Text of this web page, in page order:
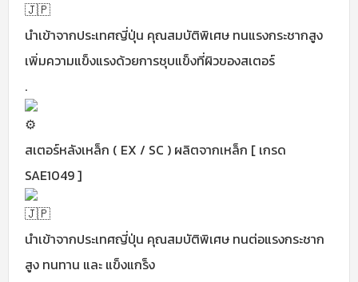
นำเข้าจากประเทศญี่ปุ่น คุณสมบัติพิเศษ ทนแรงกระชากสูง
เพิ่มความแข็งแรงด้วยการชุบแข็งที่ผิวของสเตอร์
.
สเตอร์หลังเหล็ก ( EX / SC ) ผลิตจากเหล็ก [ เกรด
SAE1049 ]
นำเข้าจากประเทศญี่ปุ่น คุณสมบัติพิเศษ ทนต่อแรงกระชาก
สูง ทนทาน และ แข็งแกร็ง